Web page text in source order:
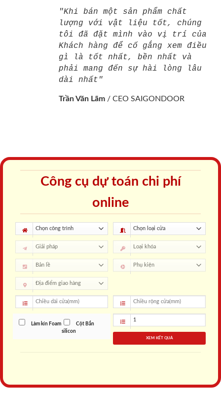
"Khi bán một sản phẩm chất
lượng với vật liệu tốt, chúng
tôi đã đặt mình vào vị trí của
Khách hàng để cố gắng xem điều
gì là tốt nhất, bền nhất và
phải mang đến sự hài lòng lâu
dài nhất"
Trần Văn Lãm / CEO SAIGONDOOR
Công cụ dự toán chi phí
online
Làm kín Foam
Cột Bắn
silicon
XEM KẾT QUẢ